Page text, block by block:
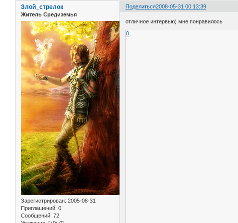
Поделиться2008-05-31 00:13:39
Злой_стрелок
Житель Средиземья
Зарегистрирован: 2005-08-31
Приглашений: 0
Сообщений: 72
отличное интервью) мне понравилось
0